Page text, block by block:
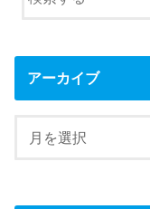
アーカイブ